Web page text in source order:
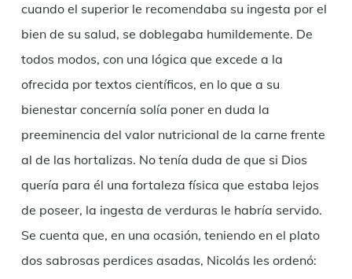
cuando el superior le recomendaba su ingesta por el
bien de su salud, se doblegaba humildemente. De
todos modos, con una lógica que excede a la
ofrecida por textos científicos, en lo que a su
bienestar concernía solía poner en duda la
preeminencia del valor nutricional de la carne frente
al de las hortalizas. No tenía duda de que si Dios
quería para él una fortaleza física que estaba lejos
de poseer, la ingesta de verduras le habría servido.
Se cuenta que, en una ocasión, teniendo en el plato
dos sabrosas perdices asadas, Nicolás les ordenó: